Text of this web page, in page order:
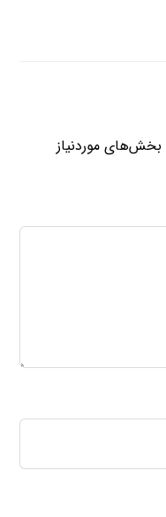
بخش‌های موردنیاز